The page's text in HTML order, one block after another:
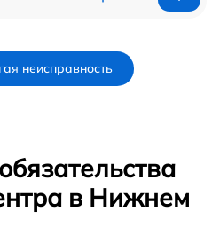
неисправность
в Нижнем